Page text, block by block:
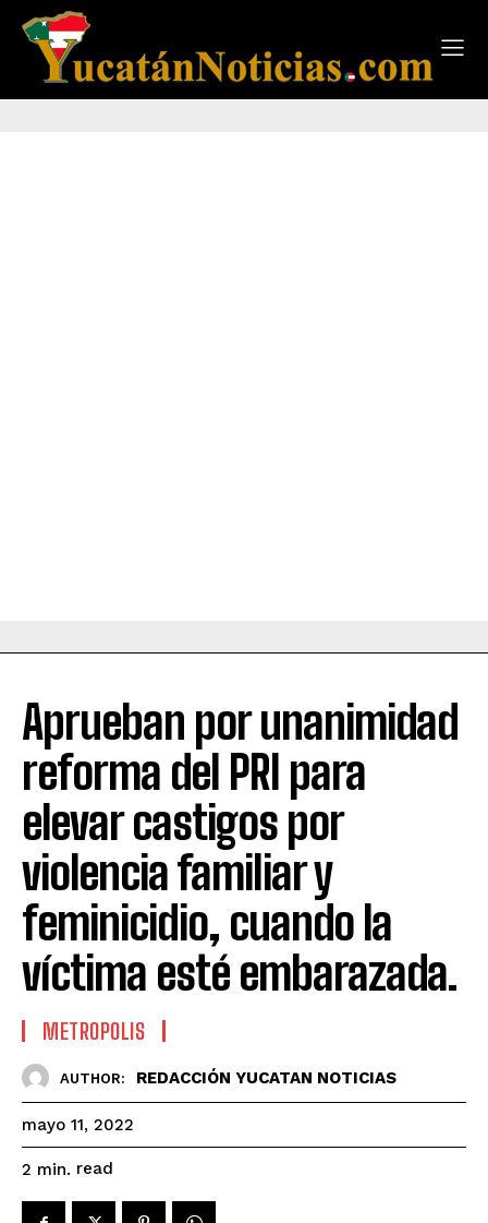
Aprueban por unanimidad
reforma del PRI para
elevar castigos por
violencia familiar y
feminicidio, cuando la
víctima esté embarazada.
METROPOLIS
AUTHOR: REDACCIÓN YUCATAN NOTICIAS
mayo 11, 2022
2 min. read